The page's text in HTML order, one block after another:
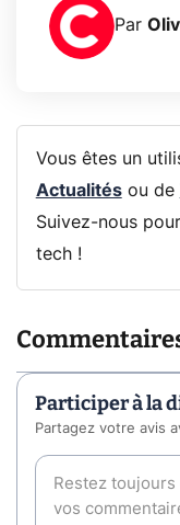
Par
Vous êtes un
Actualitésou de
Suivez-nous
tech !
Participer à la
Partagez votre avis